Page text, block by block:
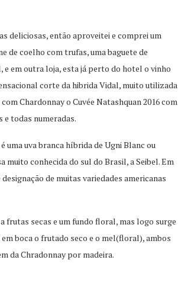
deliciosas, então aproveitei e comprei um
de coelho com trufas, uma baguete de
em outra loja, esta já perto do hotel o vinho
corte da hibrida Vidal, muito utilizada
Chardonnay o Cuvée Natashquan 2016 com
e todas numeradas.
uma uva branca híbrida de Ugni Blanc ou
muito conhecida do sul do Brasil, a Seibel. Em
de muitas variedades americanas
frutas secas e um fundo floral, mas logo surge
boca o frutado seco e o mel(floral), ambos
da Chradonnay por madeira.